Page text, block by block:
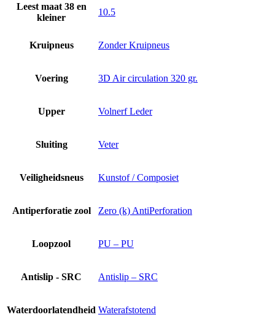
Leest maat 38 en
kleiner
10.5
Kruipneus Zonder Kruipneus
Voering 3D Air circulation 320 gr.
Upper Volnerf Leder
Sluiting Veter
Veiligheidsneus Kunstof / Composiet
Antiperforatie zool Zero (k) AntiPerforation
Loopzool PU – PU
Antislip - SRC Antislip – SRC
Waterdoorlatendheid Waterafstotend